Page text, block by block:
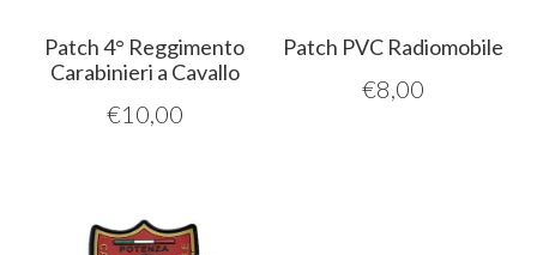
Patch 4° Reggimento
Carabinieri a Cavallo
€10,00
Patch PVC Radiomobile
€8,00